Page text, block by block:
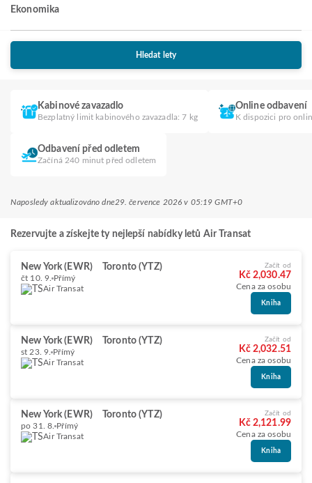
Ekonomika
Hledat lety
Kabinové zavazadlo
Bezplatný limit kabinového zavazadla: 7 kg
Online odbavení
K dispozici pro
Odbavení před odletem
Začíná 240 minut před odletem
Naposledy aktualizováno dne29. července 2026 v 05:19 GMT+0
Rezervujte a získejte ty nejlepší nabídky letů Air Transat
New York (EWR) Toronto (YTZ)
čt 10. 9. Přímý
Air Transat
Začít od
Kč 2,030.47
Cena za osobu
Kniha
New York (EWR) Toronto (YTZ)
st 23. 9. Přímý
Air Transat
Začít od
Kč 2,032.51
Cena za osobu
Kniha
New York (EWR) Toronto (YTZ)
po 31. 8. Přímý
Air Transat
Začít od
Kč 2,121.99
Cena za osobu
Kniha